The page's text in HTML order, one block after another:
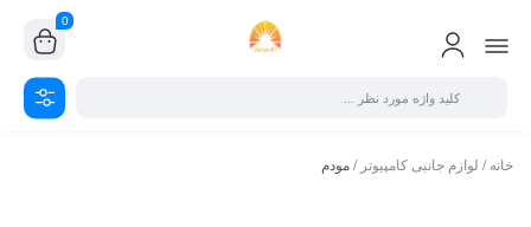
0
خانه / لوازم جانبی کامپیوتر / مودم